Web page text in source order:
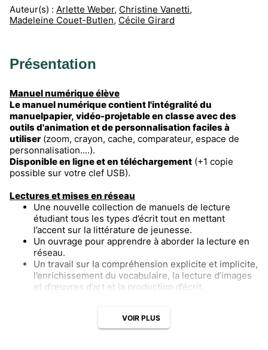
Auteur(s) : Arlette Weber, Christine Vanetti,
Madeleine Couet-Butlen, Cécile Girard
Présentation
Manuel numérique élève
Le manuel numérique contient l'intégralité du
manuelpapier, vidéo-projetable en classe avec des
outils d'animation et de personnalisation faciles à
utiliser (zoom, crayon, cache, comparateur, espace de
personnalisation....).
Disponible en ligne et en téléchargement (+1 copie
possible sur votre clef USB).
Lectures et mises en réseau
Une nouvelle collection de manuels de lecture
étudiant tous les types d’écrit tout en mettant
l’accent sur la littérature de jeunesse.
Un ouvrage pour apprendre à aborder la lecture en
réseau.
Un travail sur la compréhension explicite et implicite,
l’enrichissement du vocabulaire, la lecture d’images
et d’œuvres d’art et la production d’écrit.
VOIR PLUS